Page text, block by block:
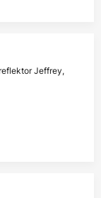
Jeffrey,